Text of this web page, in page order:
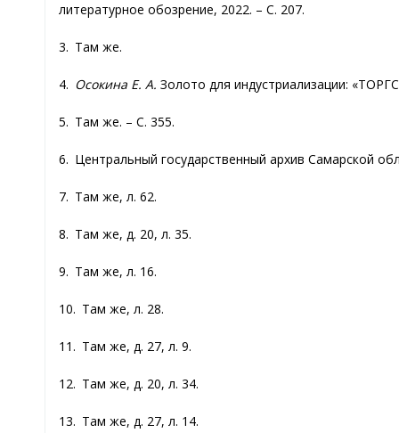
литературное обозрение, 2022. – С. 207.
3. Там же.
4. Осокина Е. А. Золото для индустриализации:
5. Там же. – С. 355.
6. Центральный государственный архив Самарской
7. Там же, л. 62.
8. Там же, д. 20, л. 35.
9. Там же, л. 16.
10. Там же, л. 28.
11. Там же, д. 27, л. 9.
12. Там же, д. 20, л. 34.
13. Там же, д. 27, л. 14.